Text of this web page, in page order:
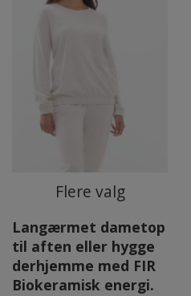
Flere valg
Langærmet dametop
til aften eller hygge
derhjemme med FIR
Biokeramisk energi.